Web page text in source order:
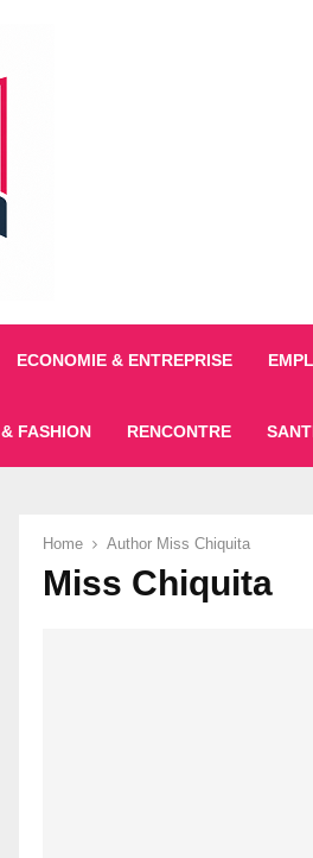
ECONOMIE & ENTREPRISE
FASHION RENCONTRE
Home Author Miss Chiquita
Miss Chiquita